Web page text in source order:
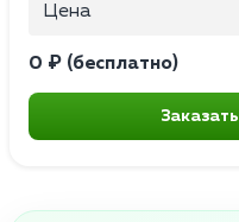
Цена
0 ₽ (бесплатно)
Заказать